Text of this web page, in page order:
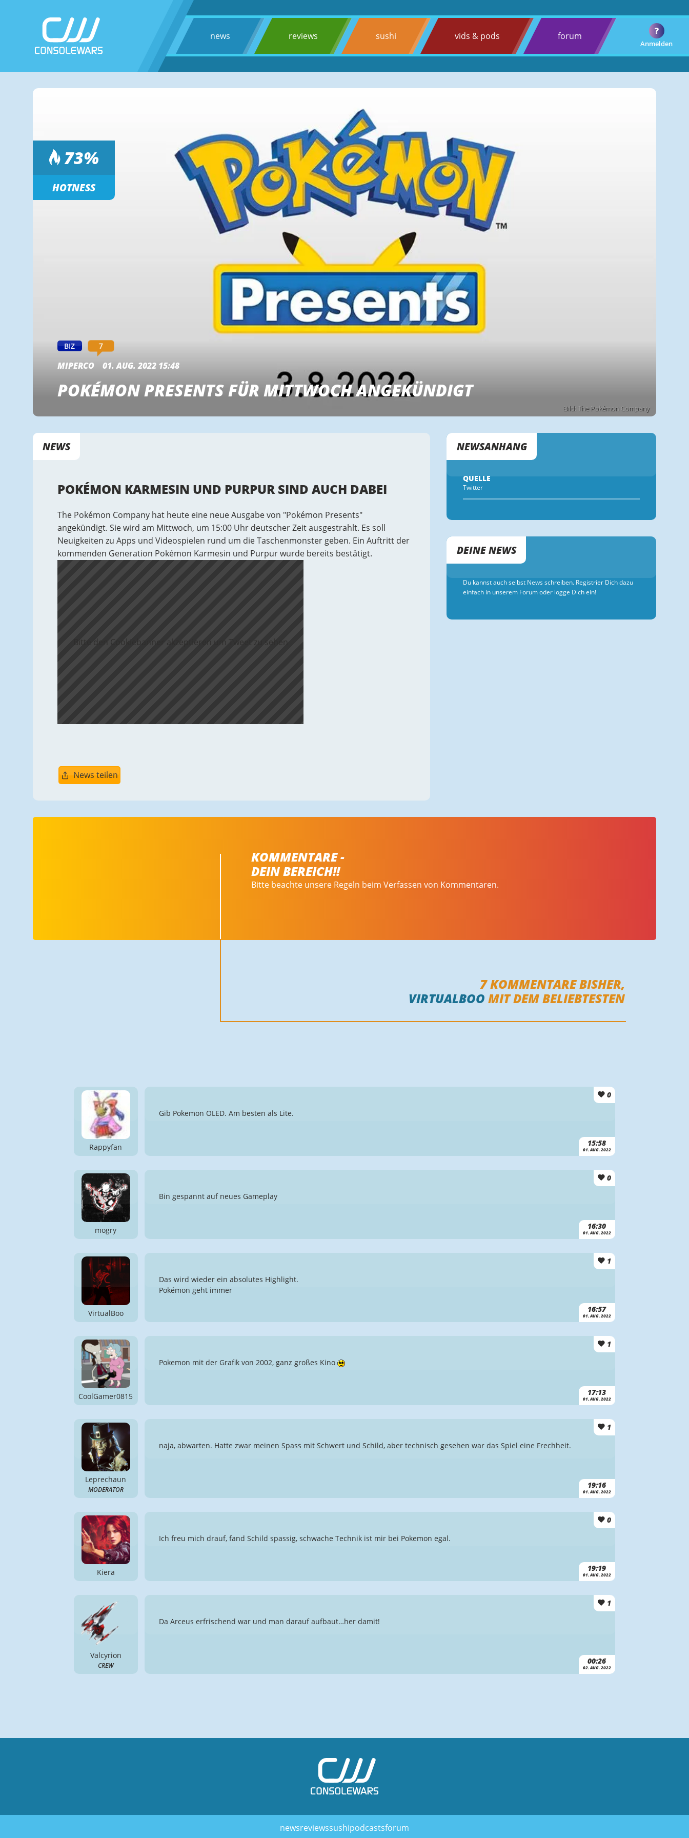
news reviews sushi vids & pods forum
Anmelden
?
Bild: The Pokémon Company
73%
HOTNESS
BIZ 7
MIPERCO 01. AUG. 2022 15:48
POKÉMON PRESENTS FÜR MITTWOCH ANGEKÜNDIGT
NEWS
POKÉMON KARMESIN UND PURPUR SIND AUCH DABEI
The Pokémon Company hat heute eine neue Ausgabe von "Pokémon Presents"
angekündigt. Sie wird am Mittwoch, um 15:00 Uhr deutscher Zeit ausgestrahlt. Es soll
Neuigkeiten zu Apps und Videospielen rund um die Taschenmonster geben. Ein Auftritt der
kommenden Generation Pokémon Karmesin und Purpur wurde bereits bestätigt.
Bitte den Cookiebanner akzeptieren um Tweet zu sehen
News teilen
NEWSANHANG
QUELLE
Twitter
DEINE NEWS
Du kannst auch selbst News schreiben. Registrier Dich dazu
einfach in unserem Forum oder logge Dich ein!
KOMMENTARE -
DEIN BEREICH!!
Bitte beachte unsere Regeln beim Verfassen von Kommentaren.
7KOMMENTARE BISHER,
VIRTUALBOO MIT DEM BELIEBTESTEN
Rappyfan
0
15:58
01. AUG. 2022
Gib Pokemon OLED. Am besten als Lite.
mogry
0
16:30
01. AUG. 2022
Bin gespannt auf neues Gameplay
VirtualBoo
1
16:57
01. AUG. 2022
Das wird wieder ein absolutes Highlight.
Pokémon geht immer
CoolGamer0815
1
17:13
01. AUG. 2022
Pokemon mit der Grafik von 2002, ganz großes Kino
Leprechaun
MODERATOR
1
19:16
01. AUG. 2022
naja, abwarten. Hatte zwar meinen Spass mit Schwert und Schild, aber technisch gesehen war das Spiel eine Frechheit.
Kiera
0
19:19
01. AUG. 2022
Ich freu mich drauf, fand Schild spassig, schwache Technik ist mir bei Pokemon egal.
Valcyrion
CREW
1
00:26
02. AUG. 2022
Da Arceus erfrischend war und man darauf aufbaut…her damit!
newsreviewssushipodcastsforum